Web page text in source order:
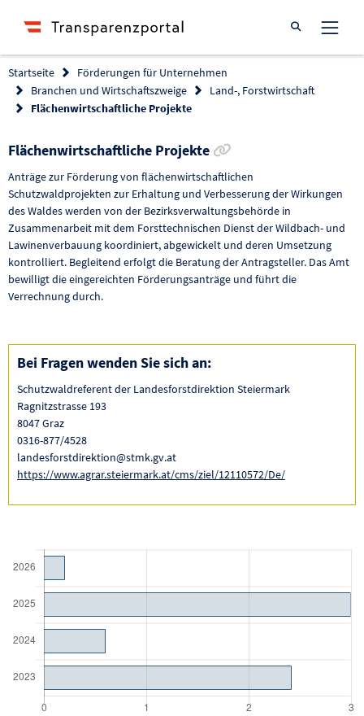
Suche öffnen
Startseite
Förderungen für Unternehmen
Branchen und Wirtschaftszweige
Land-, Forstwirtschaft
Flächenwirtschaftliche Projekte
Flächenwirtschaftliche Projekte
Anträge zur Förderung von flächenwirtschaftlichen
Schutzwaldprojekten zur Erhaltung und Verbesserung der Wirkungen
des Waldes werden von der Bezirksverwaltungsbehörde in
Zusammenarbeit mit dem Forsttechnischen Dienst der Wildbach- und
Lawinenverbauung koordiniert, abgewickelt und deren Umsetzung
kontrolliert. Begleitend erfolgt die Beratung der Antragsteller. Das Amt
bewilligt die eingereichten Förderungsanträge und führt die
Verrechnung durch.
Bei Fragen wenden Sie sich an:
Schutzwaldreferent der Landesforstdirektion Steiermark
Ragnitzstrasse 193
8047 Graz
0316-877/4528
landesforstdirektion@stmk.gv.at
https://www.agrar.steiermark.at/cms/ziel/12110572/De/